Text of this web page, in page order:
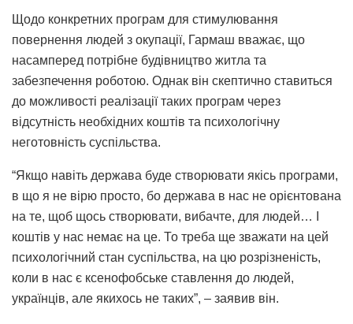
Щодо конкретних програм для стимулювання
повернення людей з окупації, Гармаш вважає, що
насамперед потрібне будівництво житла та
забезпечення роботою. Однак він скептично ставиться
до можливості реалізації таких програм через
відсутність необхідних коштів та психологічну
неготовність суспільства.
“Якщо навіть держава буде створювати якісь програми,
в що я не вірю просто, бо держава в нас не орієнтована
на те, щоб щось створювати, вибачте, для людей… І
коштів у нас немає на це. То треба ще зважати на цей
психологічний стан суспільства, на цю розрізненість,
коли в нас є ксенофобське ставлення до людей,
українців, але якихось не таких”, – заявив він.